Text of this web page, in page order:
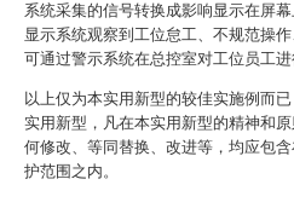
系统采集的信号转换成影响显示在屏
显示系统观察到工位怠工、不规范操
可通过警示系统在总控室对工位员工进
以上仅为本实用新型的较佳实施例而
实用新型，凡在本实用新型的精神和
何修改、等同替换、改进等，均应包
护范围之内。